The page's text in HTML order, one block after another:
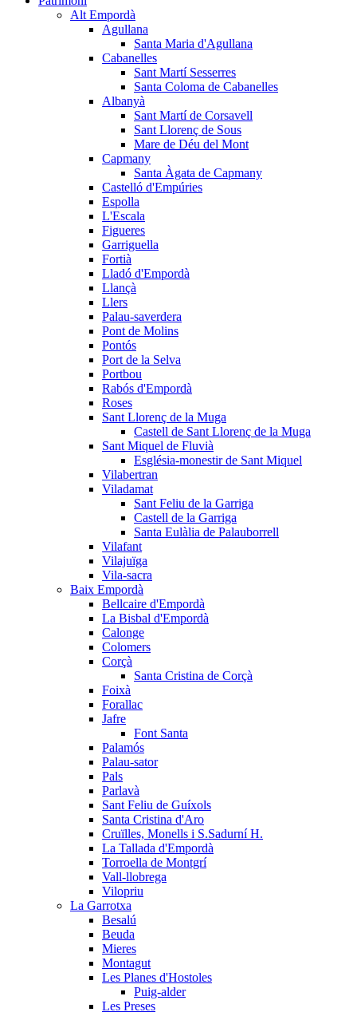
Alt Empordà
Agullana
Santa Maria d'Agullana
Cabanelles
Sant Martí Sesserres
Santa Coloma de Cabanelles
Albanyà
Sant Martí de Corsavell
Sant Llorenç de Sous
Mare de Déu del Mont
Capmany
Santa Àgata de Capmany
Castelló d'Empúries
Espolla
L'Escala
Figueres
Garriguella
Fortià
Lladó d'Empordà
Llançà
Llers
Palau-saverdera
Pont de Molins
Pontós
Port de la Selva
Portbou
Rabós d'Empordà
Roses
Sant Llorenç de la Muga
Castell de Sant Llorenç de la Muga
Sant Miquel de Fluvià
Església-monestir de Sant Miquel
Vilabertran
Viladamat
Sant Feliu de la Garriga
Castell de la Garriga
Santa Eulàlia de Palauborrell
Vilafant
Vilajuïga
Vila-sacra
Baix Empordà
Bellcaire d'Empordà
La Bisbal d'Empordà
Calonge
Colomers
Corçà
Santa Cristina de Corçà
Foixà
Forallac
Jafre
Font Santa
Palamós
Palau-sator
Pals
Parlavà
Sant Feliu de Guíxols
Santa Cristina d'Aro
Cruïlles, Monells i S.Sadurní H.
La Tallada d'Empordà
Torroella de Montgrí
Vall-llobrega
Vilopriu
La Garrotxa
Besalú
Beuda
Mieres
Montagut
Les Planes d'Hostoles
Puig-alder
Les Preses